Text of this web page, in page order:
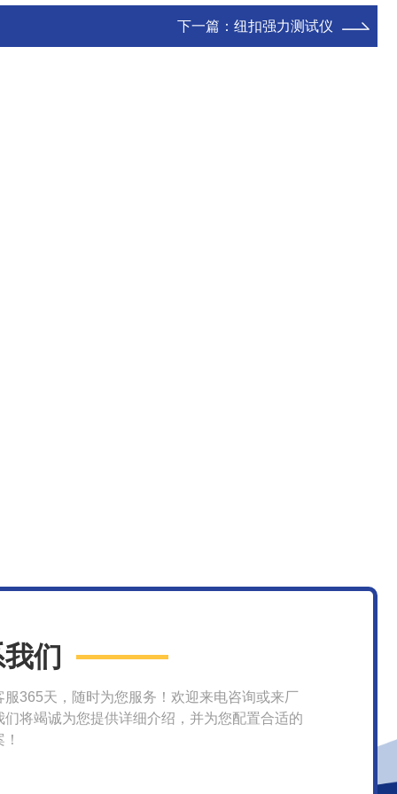
下一篇： 纽扣强力测试仪
们
服365天，随时为您服务！欢迎来电咨询或来厂
们将竭诚为您提供详细介绍，并为您配置合适的